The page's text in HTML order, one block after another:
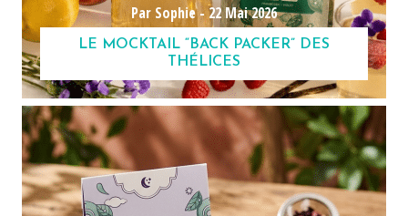
Par Sophie -22 Mai 2026
LE MOCKTAIL “BACK PACKER” DES
THÉLICES